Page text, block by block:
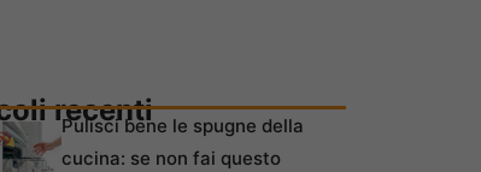
recenti
Pulisci bene le spugne della
cucina: se non fai questo